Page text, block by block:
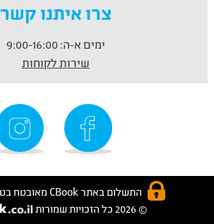
צרו איתנו קשר
ימים א-ה:
שירות לקוחות
התשלום באתר CBook מאובטח בטכנולוגית SSL
© 2026 כל הזכויות שמורות